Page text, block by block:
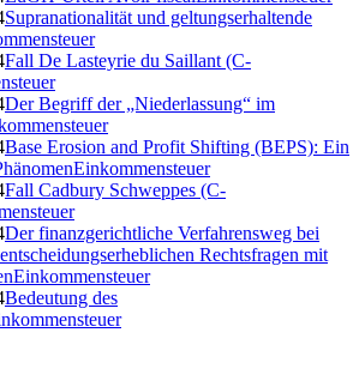
Supranationalität und geltungserhaltende
Fall De Lasteyrie du Saillant (C-
Der Begriff der „Niederlassung“ im
Base Erosion and Profit Shifting (BEPS): Ein
Einkommensteuer
Fall Cadbury Schweppes (C-
Der finanzgerichtliche Verfahrensweg bei
Rechtsfragen mit
Einkommensteuer
Bedeutung des